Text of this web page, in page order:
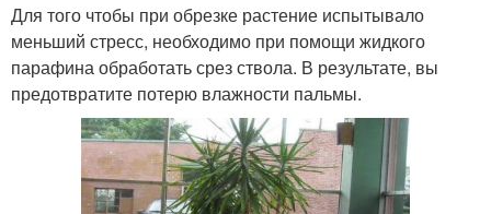
Для того чтобы при обрезке растение испытывало
меньший стресс, необходимо при помощи жидкого
парафина обработать срез ствола. В результате, вы
предотвратите потерю влажности пальмы.